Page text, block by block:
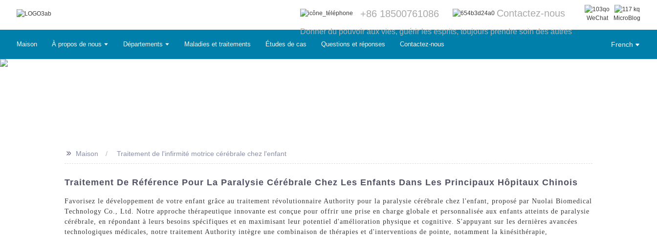
+86 18500761086 Contactez-nous WeChat MicroBlog
Donner du pouvoir aux vies, guérir les esprits, toujours prendre soin des autres
Maison À propos de nous Départements Maladies et traitements Études de cas Questions et réponses Contactez-nous French
>> Maison Traitement de l'infirmité motrice cérébrale chez l'enfant
Traitement De Référence Pour La Paralysie Cérébrale Chez Les Enfants Dans Les Principaux Hôpitaux Chinois
Favorisez le développement de votre enfant grâce au traitement révolutionnaire Authority pour la paralysie cérébrale chez l'enfant, proposé par Nuolai Biomedical
Technology Co., Ltd. Notre approche thérapeutique innovante est conçue pour offrir une prise en charge globale et personnalisée aux enfants atteints de paralysie
cérébrale, en répondant à leurs besoins spécifiques et en maximisant leur potentiel d'amélioration physique et cognitive. S'appuyant sur les dernières avancées
technologiques médicales, notre traitement Authority intègre une combinaison de thérapies et d'interventions de pointe, notamment la kinésithérapie,